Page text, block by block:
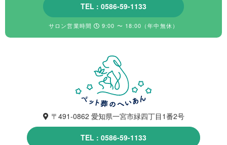
TEL : 0586-59-1133
サロン営業時間 9:00 〜 18:00（年中無休）
〒491-0862 愛知県一宮市緑四丁目1番2号
TEL : 0586-59-1133